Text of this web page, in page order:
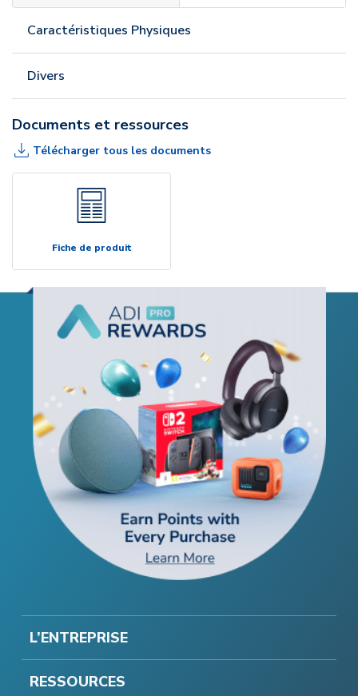
Caractéristiques Physiques
Divers
Documents et ressources
Télécharger tous les documents
Fiche de produit
L’ENTREPRISE
RESSOURCES